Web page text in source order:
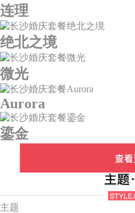
连理
绝北之境
微光
Aurora
鎏金
主题